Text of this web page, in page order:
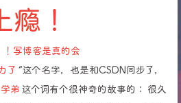
瘾！
！写博客是真的会
了 “这个名字，也是和CSDN同步了，
学弟 这个词有个很神奇的故事的： 很久